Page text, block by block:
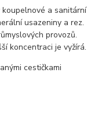
koupelnové a sanitární
usazeniny a rez.
provozů.
koncentraci je vyžírá.
cestičkami